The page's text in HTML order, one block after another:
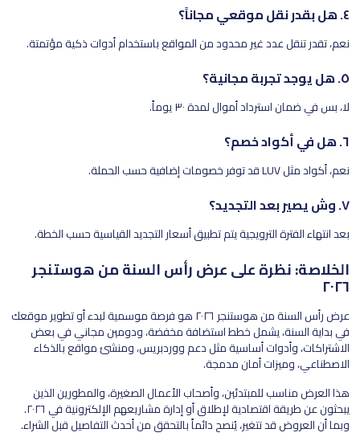
٤. هل بقدر نقل موقعي مجاناً؟
نعم، تقدر تنقل عدد غير محدود من المواقع باستخدام أدوات ذكية مؤتمتة.
٥. هل يوجد تجربة مجانية؟
لا، بس في ضمان استرداد أموال لمدة ٣٠ يوماً.
٦. هل في أكواد خصم؟
نعم، أكواد مثل LUV قد توفر خصومات إضافية حسب الحملة.
٧. وش يصير بعد التجديد؟
بعد انتهاء الفترة الترويجية يتم تطبيق أسعار التجديد القياسية حسب الخطة.
الخلاصة: نظرة على عرض رأس السنة من هوستنجر
٢٠٢٦
عرض رأس السنة من هوستنجر ٢٠٢٦ هو فرصة موسمية لبدء أو تطوير موقعك
في بداية السنة، يشمل خطط استضافة مخفضة، ودومين مجاني في بعض
الاشتراكات، وأدوات أساسية مثل دعم ووردبريس، ومنشئ مواقع بالذكاء
الاصطناعي، وميزات أمان مدمجة.
هذا العرض مناسب للمبتدئين، وأصحاب الأعمال الصغيرة، والمطورين الذين
يبحثون عن طريقة اقتصادية لإطلاق أو إدارة مشاريعهم الإلكترونية في ٢٠٢٦.
وبما أن العروض قد تتغير، يُنصح دائماً بالتحقق من أحدث التفاصيل قبل الشراء.